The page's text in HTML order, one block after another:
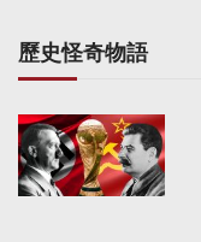
歷史怪奇物語